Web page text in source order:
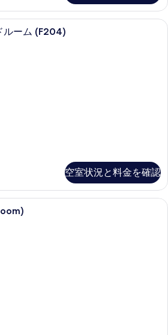
コンドミニアム 1 ベッドルーム
ルーム (F204)
空室状況と料金を確認
コンドミニアム (1 Bedroom) | 部屋か